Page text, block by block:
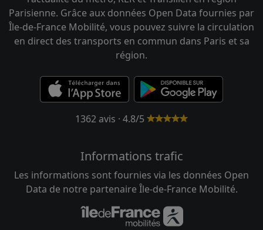
Parisienne. Grâce aux données Open Data fournies par
Île-de-France Mobilité, vous pouvez suivre la circulation
en direct des transports en commun dans Paris et sa
région.
1362 avis · 4.8/5
Informations trafic
Les informations sont fournies via les données Open
Data de notre partenaire Île-de-France Mobilité.